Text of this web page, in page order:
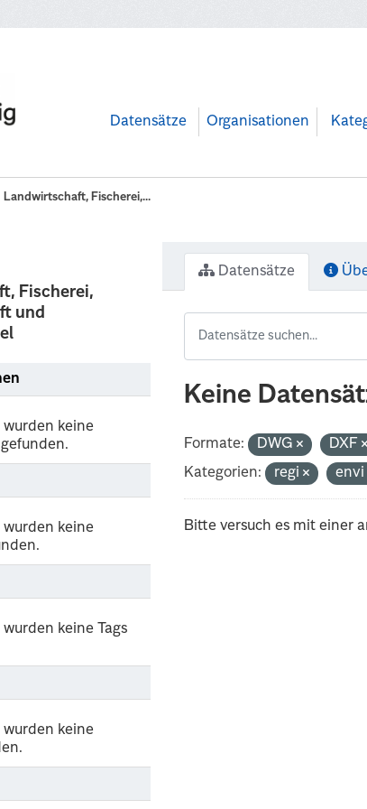
Datensätze Organisationen
Landwirtschaft, Fischerei,...
Fischerei,
und
wurden keine
wurden keine
wurden keine Tags
wurden keine
Datensätze
Keine
Formate: DWG DXF
Kategorien:
regi
Bitte versuch es mit einer